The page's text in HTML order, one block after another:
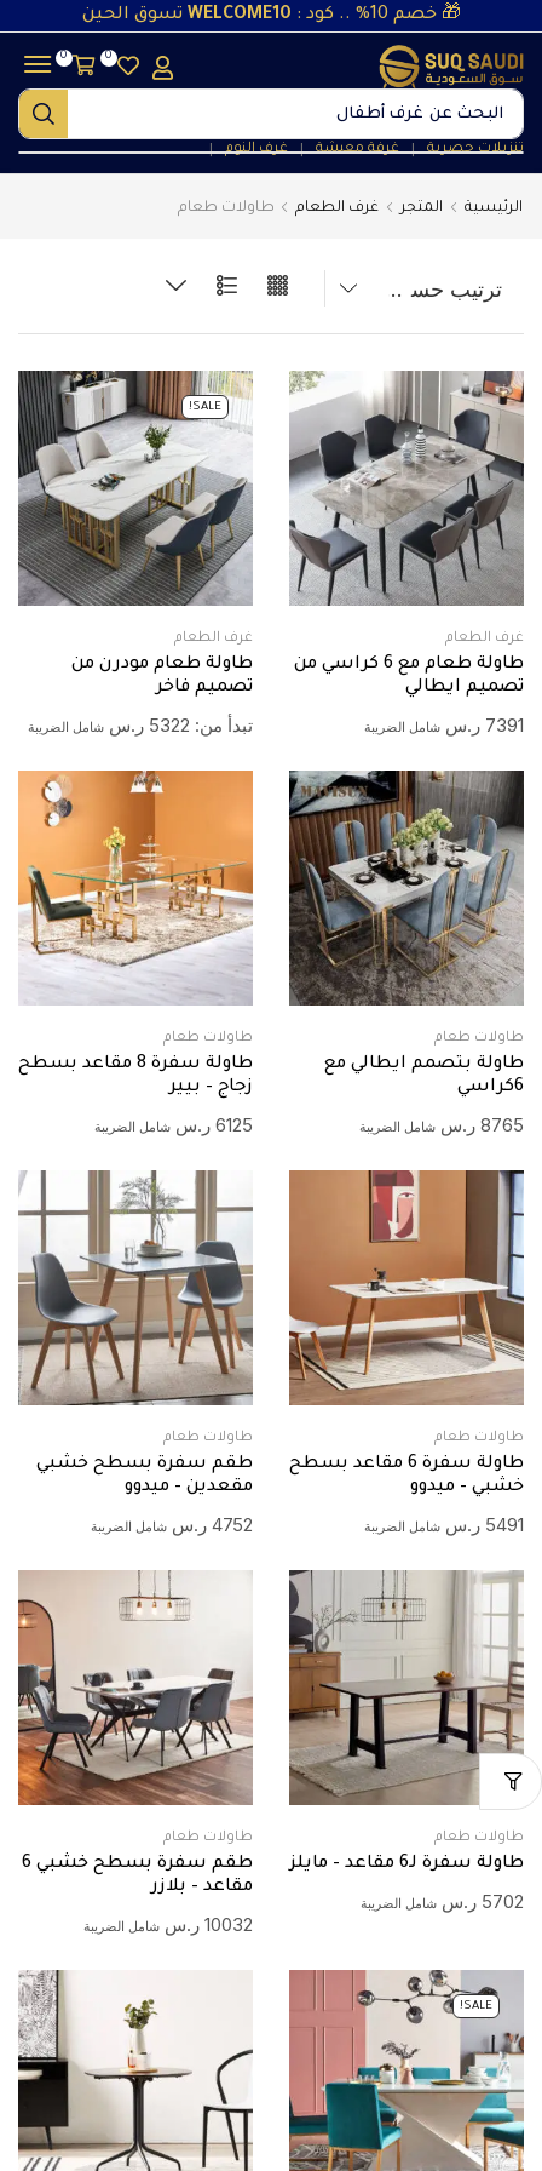
🎁 خصم 10% .. كود : WELCOME10 تسوق الحين
البحث عن غرف أطفال
تنزيلات حصرية ❘ غرفة معيشة ❘ غرف النوم ❘
0
0
الرئيسية المتجر غرف الطعام طاولات طعام
غرف الطعام
طاولة طعام مع 6 كراسي من
تصميم ايطالي
7391 ر.س شامل الضريبة
SALE!
غرف الطعام
طاولة طعام مودرن من
تصميم فاخر
تبدأ من: 5322 ر.س شامل الضريبة
طاولات طعام
طاولة بتصمم ايطالي مع
6كراسي
8765 ر.س شامل الضريبة
طاولات طعام
طاولة سفرة 8 مقاعد بسطح
زجاج – بيير
6125 ر.س شامل الضريبة
طاولات طعام
طاولة سفرة 6 مقاعد بسطح
خشبي – ميدوو
5491 ر.س شامل الضريبة
طاولات طعام
طقم سفرة بسطح خشبي
مقعدين – ميدوو
4752 ر.س شامل الضريبة
طاولات طعام
طاولة سفرة لـ6 مقاعد – مايلز
5702 ر.س شامل الضريبة
طاولات طعام
طقم سفرة بسطح خشبي 6
مقاعد – بلازر
10032 ر.س شامل الضريبة
SALE!